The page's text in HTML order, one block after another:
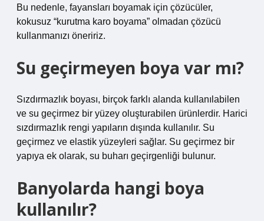
Bu nedenle, fayansları boyamak için çözücüler,
kokusuz “kurutma karo boyama” olmadan çözücü
kullanmanızı öneririz.
Su geçirmeyen boya var mı?
Sızdırmazlık boyası, birçok farklı alanda kullanılabilen
ve su geçirmez bir yüzey oluşturabilen ürünlerdir. Harici
sızdırmazlık rengi yapıların dışında kullanılır. Su
geçirmez ve elastik yüzeyleri sağlar. Su geçirmez bir
yapıya ek olarak, su buharı geçirgenliği bulunur.
Banyolarda hangi boya
kullanılır?